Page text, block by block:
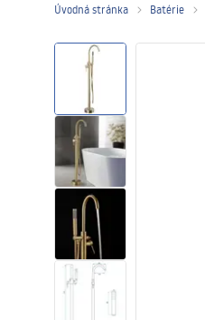
Sprchové vaničky
Sprchové žľaby
Umývadlá
Úvodná stránka Batérie